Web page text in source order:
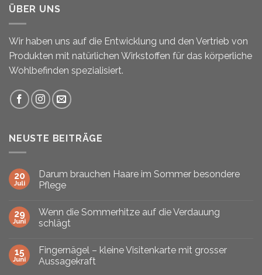
ÜBER UNS
Wir haben uns auf die Entwicklung und den Vertrieb von
Produkten mit natürlichen Wirkstoffen für das körperliche
Wohlbefinden spezialisiert.
NEUSTE BEITRÄGE
20
Juli
Darum brauchen Haare im Sommer besondere
Pflege
29
Juni
Wenn die Sommerhitze auf die Verdauung
schlägt
15
Juni
Fingernägel – kleine Visitenkarte mit grosser
Aussagekraft